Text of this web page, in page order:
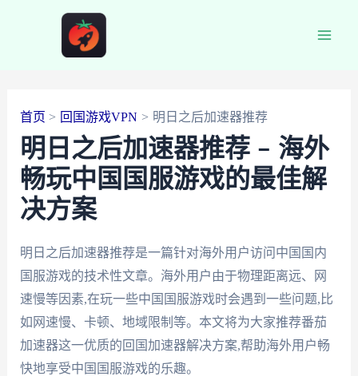
首页 回国游戏VPN 明日之后加速器推荐
明日之后加速器推荐 – 海外
畅玩中国国服游戏的最佳解
决方案
明日之后加速器推荐是一篇针对海外用户访问中国国内
国服游戏的技术性文章。海外用户由于物理距离远、网
速慢等因素,在玩一些中国国服游戏时会遇到一些问题,比
如网速慢、卡顿、地域限制等。本文将为大家推荐番茄
加速器这一优质的回国加速器解决方案,帮助海外用户畅
快地享受中国国服游戏的乐趣。